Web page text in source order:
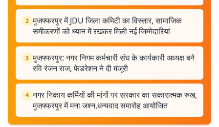
2 मुजफ्फरपुर में JDU जिला कमिटी का विस्तार, सामाजिक
समीकरणों को ध्यान में रखकर मिली नई जिम्मेदारियां
3 मुजफ्फरपुर: नगर निगम कर्मचारी संघ के कार्यकारी अध्यक्ष बने
रवि रंजन राज, फेडरेशन ने दी मंजूरी
4 नगर निकाय कर्मियों की मांगों पर सरकार का सकारात्मक रुख,
मुजफ्फरपुर में मना जश्न,धन्यवाद समारोह आयोजित